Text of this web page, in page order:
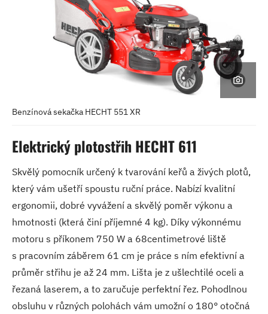
Benzínová sekačka HECHT 551 XR
Elektrický plotostřih HECHT 611
Skvělý pomocník určený k tvarování keřů a živých plotů,
který vám ušetří spoustu ruční práce. Nabízí kvalitní
ergonomii, dobré vyvážení a skvělý poměr výkonu a
hmotnosti (která činí příjemné 4 kg). Díky výkonnému
motoru s příkonem 750 W a 68centimetrové liště
s pracovním záběrem 61 cm je práce s ním efektivní a
průměr střihu je až 24 mm. Lišta je z ušlechtilé oceli a
řezaná laserem, a to zaručuje perfektní řez. Pohodlnou
obsluhu v různých polohách vám umožní o 180° otočná